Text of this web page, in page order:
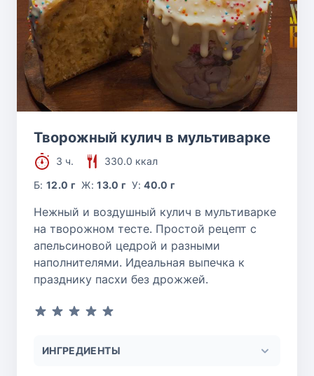
Творожный кулич в мультиварке
3 ч.
330.0 ккал
Б:12.0 г Ж:13.0 г У:40.0 г
Нежный и воздушный кулич в мультиварке
на творожном тесте. Простой рецепт с
апельсиновой цедрой и разными
наполнителями. Идеальная выпечка к
празднику пасхи без дрожжей.
ИНГРЕДИЕНТЫ